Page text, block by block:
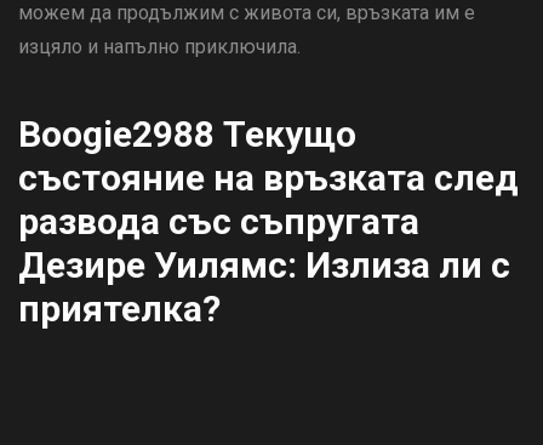
можем да продължим с живота си, връзката им е
изцяло и напълно приключила.
Boogie2988 Текущо
състояние на връзката след
развода със съпругата
Дезире Уилямс: Излиза ли с
приятелка?